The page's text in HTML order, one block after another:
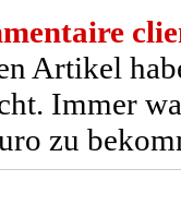
Artikel
Immer
zu